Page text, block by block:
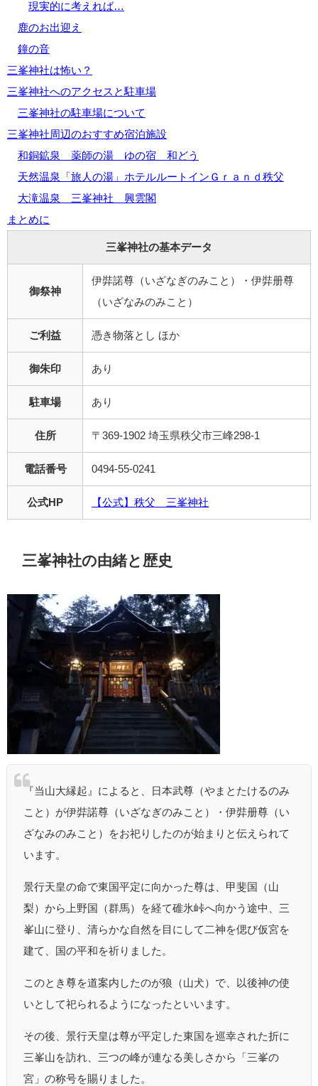
現実的に考えれば…
鹿のお出迎え
鐘の音
三峯神社は怖い？
三峯神社へのアクセスと駐車場
三峯神社の駐車場について
三峯神社周辺のおすすめ宿泊施設
和銅鉱泉 薬師の湯 ゆの宿 和どう
天然温泉「旅人の湯」ホテルルートインＧｒａｎｄ秩父
大滝温泉 三峯神社 興雲閣
まとめに
三峯神社の基本データ
御祭神
伊弉諾尊（いざなぎのみこと）・伊弉册尊
（いざなみのみこと）
ご利益 憑き物落とし ほか
御朱印 あり
駐車場 あり
住所 〒369-1902 埼玉県秩父市三峰298-1
電話番号 0494-55-0241
公式HP 【公式】秩父 三峯神社
三峯神社の由緒と歴史
『当山大縁起』によると、日本武尊（やまとたけるのみ
こと）が伊弉諾尊（いざなぎのみこと）・伊弉册尊（い
ざなみのみこと）をお祀りしたのが始まりと伝えられて
います。
景行天皇の命で東国平定に向かった尊は、甲斐国（山
梨）から上野国（群馬）を経て碓氷峠へ向かう途中、三
峯山に登り、清らかな自然を目にして二神を偲び仮宮を
建て、国の平和を祈りました。
このとき尊を道案内したのが狼（山犬）で、以後神の使
いとして祀られるようになったといいます。
その後、景行天皇は尊が平定した東国を巡幸された折に
三峯山を訪れ、三つの峰が連なる美しさから「三峯の
宮」の称号を賜りました。